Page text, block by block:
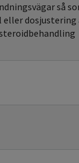
så
dosjustering